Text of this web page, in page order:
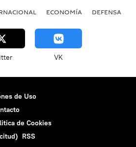
ECONOMÍA DEFENSA
VK
de Uso
de Cookies
RSS